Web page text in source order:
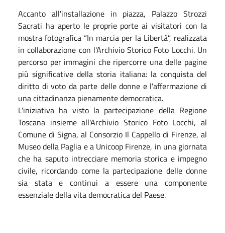
Accanto all'installazione in piazza, Palazzo Strozzi
Sacrati ha aperto le proprie porte ai visitatori con la
mostra fotografica “In marcia per la Libertà”, realizzata
in collaborazione con l'Archivio Storico Foto Locchi. Un
percorso per immagini che ripercorre una delle pagine
più significative della storia italiana: la conquista del
diritto di voto da parte delle donne e l'affermazione di
una cittadinanza pienamente democratica.
L'iniziativa ha visto la partecipazione della Regione
Toscana insieme all'Archivio Storico Foto Locchi, al
Comune di Signa, al Consorzio Il Cappello di Firenze, al
Museo della Paglia e a Unicoop Firenze, in una giornata
che ha saputo intrecciare memoria storica e impegno
civile, ricordando come la partecipazione delle donne
sia stata e continui a essere una componente
essenziale della vita democratica del Paese.